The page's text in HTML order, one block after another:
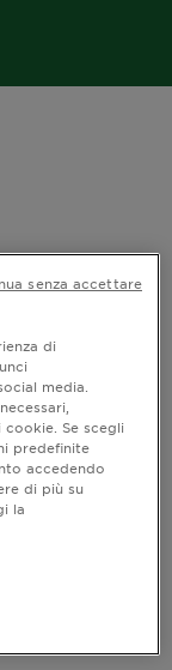
di
media.
Se scegli
predefinite
accedendo
di più su
la
senza accettare